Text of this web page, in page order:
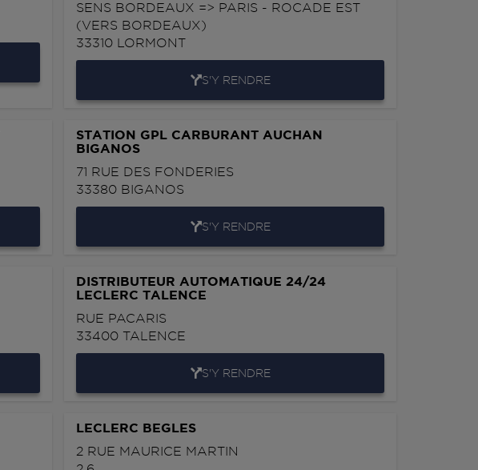
SENS BORDEAUX => PARIS - ROCADE EST
(VERS BORDEAUX)
33310 LORMONT
S'Y RENDRE
STATION GPL CARBURANT AUCHAN
BIGANOS
71 RUE DES FONDERIES
33380 BIGANOS
S'Y RENDRE
DISTRIBUTEUR AUTOMATIQUE 24/24
LECLERC TALENCE
RUE PACARIS
33400 TALENCE
S'Y RENDRE
LECLERC BEGLES
2 RUE MAURICE MARTIN